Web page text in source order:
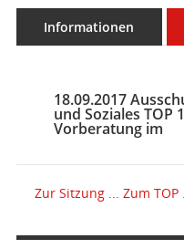
Informationen
18.09.2017
und Soziales TOP
Vorberatung im
Zur Sitzung ... Zum TOP